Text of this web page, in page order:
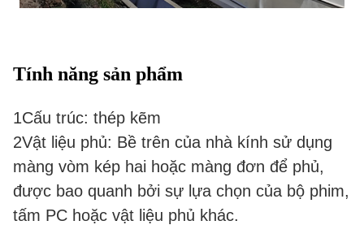
Tính năng sản phẩm
1Cấu trúc: thép kẽm
2Vật liệu phủ: Bề trên của nhà kính sử dụng
màng vòm kép hai hoặc màng đơn để phủ,
được bao quanh bởi sự lựa chọn của bộ phim,
tấm PC hoặc vật liệu phủ khác.